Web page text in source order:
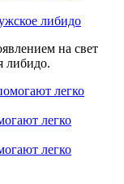
либидо
на свет
либидо.
легко
легко